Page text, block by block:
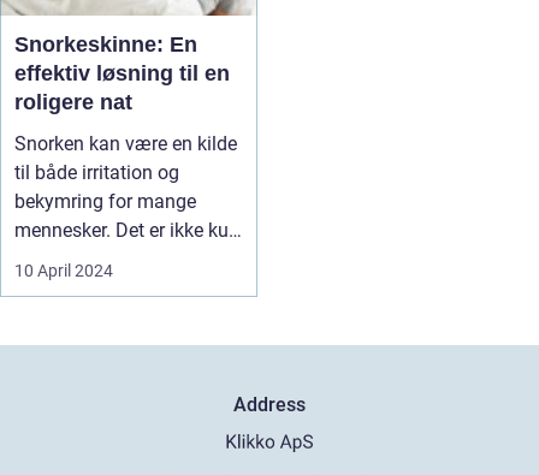
Snorkeskinne: En
effektiv løsning til en
roligere nat
Snorken kan være en kilde
til både irritation og
bekymring for mange
mennesker. Det er ikke kun
et p...
10 April 2024
Address